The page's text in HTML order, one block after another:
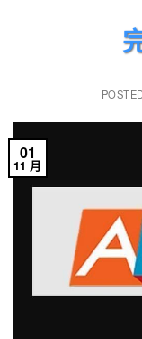
01
11 月